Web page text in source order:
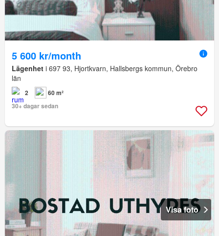
5 600 kr/month
Lägenhet i 697 93, Hjortkvarn, Hallsbergs kommun, Örebro
län
2
60 m²
30+ dagar sedan
Visa foto